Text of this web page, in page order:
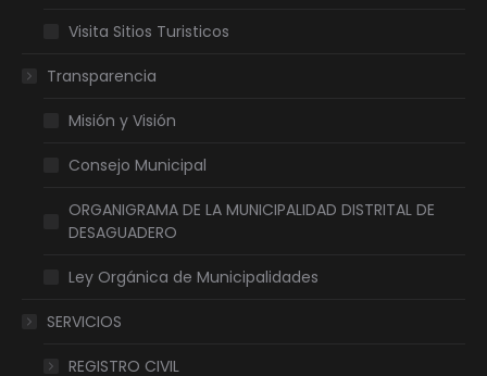
Visita Sitios Turisticos
Transparencia
Misión y Visión
Consejo Municipal
ORGANIGRAMA DE LA MUNICIPALIDAD DISTRITAL DE
DESAGUADERO
Ley Orgánica de Municipalidades
SERVICIOS
REGISTRO CIVIL